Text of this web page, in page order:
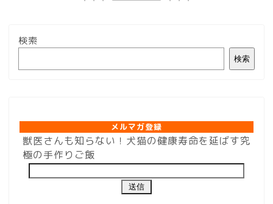
検索
検索
メルマガ登録
獣医さんも知らない！犬猫の健康寿命を延ばす究
極の手作りご飯